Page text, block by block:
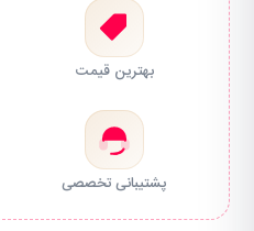
بهترین قیمت
پشتیبانی تخصصی